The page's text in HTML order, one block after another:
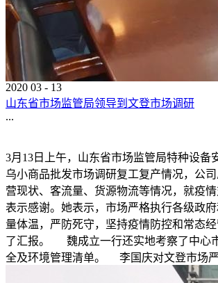
2020 03 - 13
山东省市场监管局领导到文登市场调研
...
3月13日上午，山东省市场监管局特种设
乌小商品批发市场调研复工复产情况，公
营现状、客流量、货源物流等情况，就疫
表示感谢。她表示，市场严格执行各级政
量体温，严防死守，坚持疫情防控和常态
了汇报。 魏成立一行还实地考察了中心
全及环境管理清单。 李国庆对文登市场